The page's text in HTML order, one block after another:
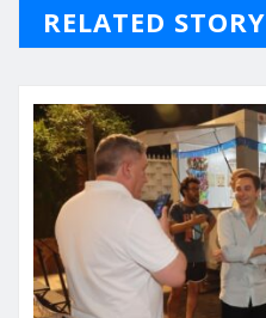
RELATED STORY